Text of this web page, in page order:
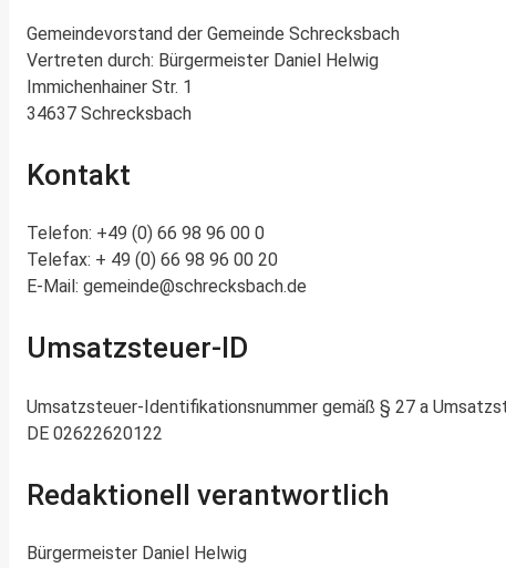
Gemeindevorstand der Gemeinde Schrecksbach
Vertreten durch: Bürgermeister Daniel Helwig
Immichenhainer Str. 1
34637 Schrecksbach
Kontakt
Telefon: +49 (0) 66 98 96 00 0
Telefax: + 49 (0) 66 98 96 00 20
E-Mail: gemeinde@schrecksbach.de
Umsatzsteuer-ID
Umsatzsteuer-Identifikationsnummer gemäß § 27 a
DE 02622620122
Redaktionell verantwortlich
Bürgermeister Daniel Helwig